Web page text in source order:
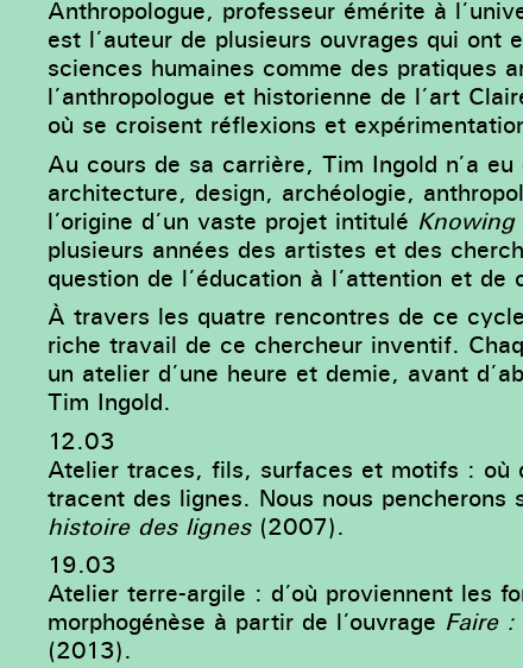
Anthropologue, professeur émérite à
est l’auteur de plusieurs ouvrages qui ont
sciences humaines comme des pratiques
l’anthropologue et historienne de l’art
où se croisent réflexions et
Au cours de sa carrière, Tim Ingold n’a
architecture, design, archéologie,
l’origine d’un vaste projet intitulé Knowing
plusieurs années des artistes et des
question de l’éducation à l’attention et de
À travers les quatre rencontres de ce
riche travail de ce chercheur inventif.
un atelier d’une heure et demie, avant
Tim Ingold.
12.03
Atelier traces, fils, surfaces et motifs : où
tracent des lignes. Nous nous pencherons
histoire des lignes(2007).
19.03
Atelier terre-argile : d’où proviennent les
morphogénèse à partir de l’ouvrage Faire
(2013).